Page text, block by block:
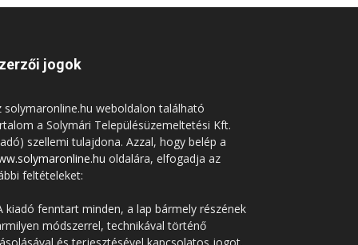
jogok
solymaronline.hu weboldalon található
a Solymári Településüzemeltetési Kft.
szellemi tulajdona. Azzal, hogy belép a
oldalára, elfogadja az
feltételeket:
kiadó fenntart minden, a lap bármely részének
módszerrel, technikával történő